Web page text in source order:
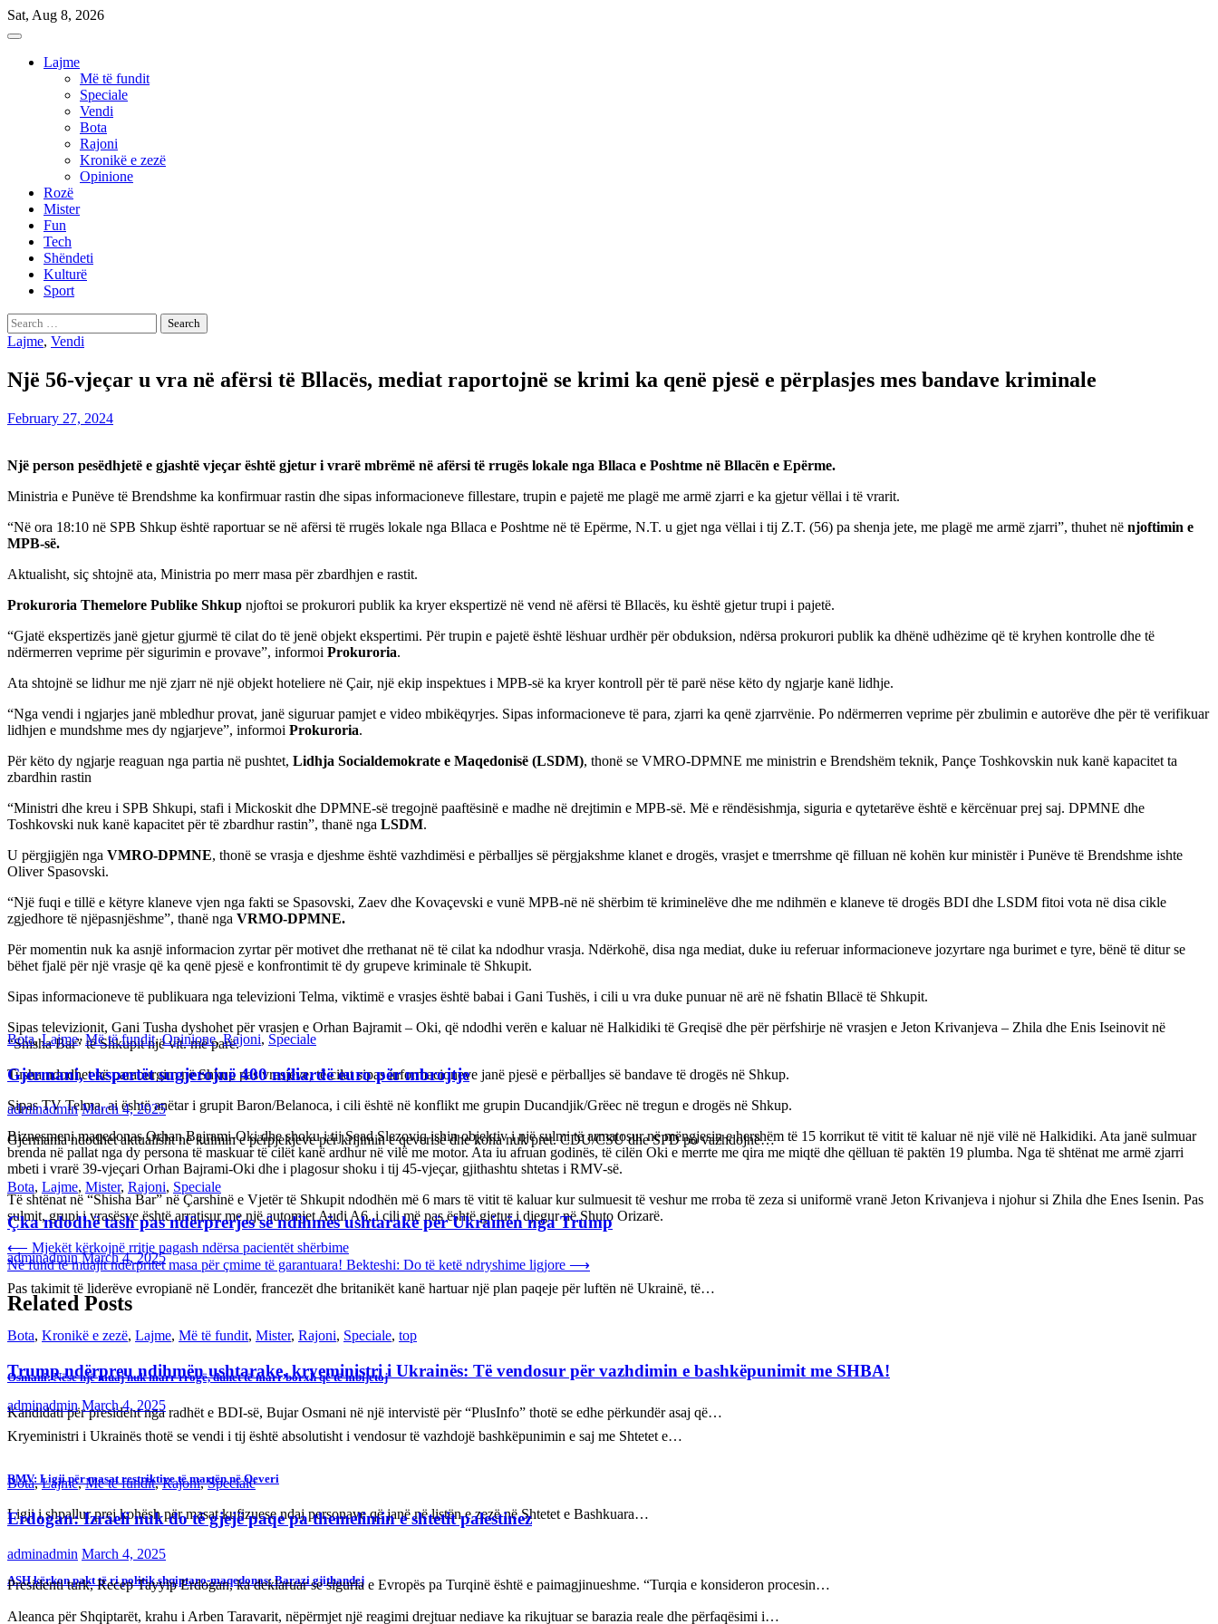
Skip
to
Sat, Aug 8, 2026
Lajme
Më të fundit
Speciale
Vendi
Bota
Rajoni
Kronikë e zezë
Opinione
Rozë
Mister
Fun
Tech
Shëndeti
Kulturë
Sport
Search
for:
Lajme, Vendi
Një 56-vjeçar u vra në afërsi të Bllacës, mediat raportojnë se krimi ka qenë pjesë e përplasjes mes bandave kriminale
February 27, 2024
Një person pesëdhjetë e gjashtë vjeçar është gjetur i vrarë mbrëmë në afërsi të rrugës lokale nga Bllaca e Poshtme në Bllacën e Epërme.
Ministria e Punëve të Brendshme ka konfirmuar rastin dhe sipas informacioneve fillestare, trupin e pajetë me plagë me armë zjarri e ka gjetur vëllai i të vrarit.
“Në ora 18:10 në SPB Shkup është raportuar se në afërsi të rrugës lokale nga Bllaca e Poshtme në të Epërme, N.T. u gjet nga vëllai i tij Z.T. (56) pa shenja jete, me plagë me armë zjarri”, thuhet në njoftimin e
MPB-së.
Aktualisht, siç shtojnë ata, Ministria po merr masa për zbardhjen e rastit.
Prokuroria Themelore Publike Shkup njoftoi se prokurori publik ka kryer ekspertizë në vend në afërsi të Bllacës, ku është gjetur trupi i pajetë.
“Gjatë ekspertizës janë gjetur gjurmë të cilat do të jenë objekt ekspertimi. Për trupin e pajetë është lëshuar urdhër për obduksion, ndërsa prokurori publik ka dhënë udhëzime që të kryhen kontrolle dhe të
ndërmerren veprime për sigurimin e provave”, informoi Prokuroria.
Ata shtojnë se lidhur me një zjarr në një objekt hoteliere në Çair, një ekip inspektues i MPB-së ka kryer kontroll për të parë nëse këto dy ngjarje kanë lidhje.
“Nga vendi i ngjarjes janë mbledhur provat, janë siguruar pamjet e video mbikëqyrjes. Sipas informacioneve të para, zjarri ka qenë zjarrvënie. Po ndërmerren veprime për zbulimin e autorëve dhe për të verifikuar
lidhjen e mundshme mes dy ngjarjeve”, informoi Prokuroria.
Për këto dy ngjarje reaguan nga partia në pushtet, Lidhja Socialdemokrate e Maqedonisë (LSDM), thonë se VMRO-DPMNE me ministrin e Brendshëm teknik, Pançe Toshkovskin nuk kanë kapacitet ta
zbardhin rastin
“Ministri dhe kreu i SPB Shkupi, stafi i Mickoskit dhe DPMNE-së tregojnë paaftësinë e madhe në drejtimin e MPB-së. Më e rëndësishmja, siguria e qytetarëve është e kërcënuar prej saj. DPMNE dhe
Toshkovski nuk kanë kapacitet për të zbardhur rastin”, thanë nga LSDM.
U përgjigjën nga VMRO-DPMNE, thonë se vrasja e djeshme është vazhdimësi e përballjes së përgjakshme klanet e drogës, vrasjet e tmerrshme që filluan në kohën kur ministër i Punëve të Brendshme ishte
Oliver Spasovski.
“Një fuqi e tillë e këtyre klaneve vjen nga fakti se Spasovski, Zaev dhe Kovaçevski e vunë MPB-në në shërbim të kriminelëve dhe me ndihmën e klaneve të drogës BDI dhe LSDM fitoi vota në disa cikle
zgjedhore të njëpasnjëshme”, thanë nga VRMO-DPMNE.
Për momentin nuk ka asnjë informacion zyrtar për motivet dhe rrethanat në të cilat ka ndodhur vrasja. Ndërkohë, disa nga mediat, duke iu referuar informacioneve jozyrtare nga burimet e tyre, bënë të ditur se
bëhet fjalë për një vrasje që ka qenë pjesë e konfrontimit të dy grupeve kriminale të Shkupit.
Sipas informacioneve të publikuara nga televizioni Telma, viktimë e vrasjes është babai i Gani Tushës, i cili u vra duke punuar në arë në fshatin Bllacë të Shkupit.
Sipas televizionit, Gani Tusha dyshohet për vrasjen e Orhan Bajramit – Oki, që ndodhi verën e kaluar në Halkidiki të Greqisë dhe për përfshirje në vrasjen e Jeton Krivanjeva – Zhila dhe Enis Iseinovit në
“Shisha Bar” të Shkupit një vit. më parë.
Tusha ndodhet në paraburgim në Shkup pas vrasjeve, të cilat sipas informacioneve janë pjesë e përballjes së bandave të drogës në Shkup.
Sipas TV Telma, ai është anëtar i grupit Baron/Belanoca, i cili është në konflikt me grupin Ducandjik/Grëec në tregun e drogës në Shkup.
Biznesmeni maqedonas Orhan Bajrami-Oki dhe shoku i tij Sead Slezoviq ishin objektiv i një sulmi të armatosur në mëngjesin e hershëm të 15 korrikut të vitit të kaluar në një vilë në Halkidiki. Ata janë sulmuar
brenda në pallat nga dy persona të maskuar të cilët kanë ardhur në vilë me motor. Ata iu afruan godinës, të cilën Oki e merrte me qira me miqtë dhe qëlluan të paktën 19 plumba. Nga të shtënat me armë zjarri
mbeti i vrarë 39-vjeçari Orhan Bajrami-Oki dhe i plagosur shoku i tij 45-vjeçar, gjithashtu shtetas i RMV-së.
Të shtënat në “Shisha Bar” në Çarshinë e Vjetër të Shkupit ndodhën më 6 mars të vitit të kaluar kur sulmuesit të veshur me rroba të zeza si uniformë vranë Jeton Krivanjeva i njohur si Zhila dhe Enes Isenin. Pas
sulmit, grupi i vrasësve është arratisur me një automjet Audi A6, i cili më pas është gjetur i djegur në Shuto Orizarë.
Post
navigation
⟵ Mjekët kërkojnë rritje pagash ndërsa pacientët shërbime
Në fund të muajit ndërpritet masa për çmime të garantuara! Bekteshi: Do të ketë ndryshime ligjore ⟶
Related Posts
Osmani: Nëse një muaj nuk marr rrogë, duhet të marr borxh që të mbijetoj
Kandidati për president nga radhët e BDI-së, Bujar Osmani në një intervistë për “PlusInfo” thotë se edhe përkundër asaj që…
RMV: Ligji për masat restriktive të martën në Qeveri
Ligji i shpallur prej kohësh për masat kufizuese ndaj personave që janë në listën e zezë në Shtetet e Bashkuara…
ASH kërkon pakt të ri politik shqiptaro-maqedonas: Barazi gjithandej
Aleanca për Shqiptarët, krahu i Arben Taravarit, nëpërmjet një reagimi drejtuar nediave ka rikujtuar se barazia reale dhe përfaqësimi i…
Bota,Lajme,Më të fundit,Opinione,Rajoni, Speciale
Gjermani, ekspertët sugjerojnë 400 miliardë euro për mbrojtje
adminadmin March 4, 2025
Gjermania ndodhet aktualisht në kulmin e përpjekjeve për krijimin e qeverisë dhe koha nuk pret. CDU/CSU dhe SPD po vazhdojnë…
Bota, Lajme, Mister, Rajoni, Speciale
Çka ndodhë tash pas ndërprerjes së ndihmës ushtarake për Ukrainën nga Trump
adminadmin March 4, 2025
Pas takimit të liderëve evropianë në Londër, francezët dhe britanikët kanë hartuar një plan paqeje për luftën në Ukrainë, të…
Bota, Kronikë e zezë, Lajme, Më të fundit, Mister, Rajoni, Speciale, top
Trump ndërpreu ndihmën ushtarake, kryeministri i Ukrainës: Të vendosur për vazhdimin e bashkëpunimit me SHBA!
adminadmin March 4, 2025
Kryeministri i Ukrainës thotë se vendi i tij është absolutisht i vendosur të vazhdojë bashkëpunimin e saj me Shtetet e…
Bota,Lajme,Më të fundit,Rajoni,Speciale
Erdogan: Izraeli nuk do të gjejë paqe pa themelimin e shtetit palestinez
adminadmin March 4, 2025
Presidenti turk, Recep Tayyip Erdogan, ka deklaruar se siguria e Evropës pa Turqinë është e paimagjinueshme. “Turqia e konsideron procesin…